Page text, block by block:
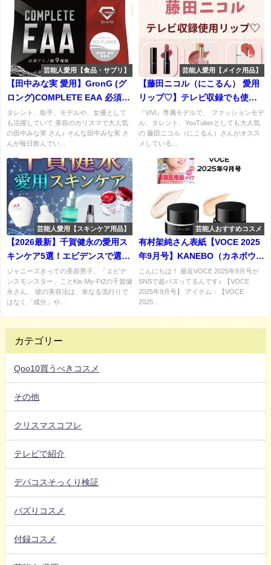
芸能人愛用【食品・サプリ】
【田中みな実 愛用】GronG (グ
ロング)COMPLETE EAA 必須ア
ミノ酸 ノンフレーバーの特徴・
口コミ・購入先とは？
タレント、歌手、モデルや、女優として
も活躍していて 美容のカリスマで大人気
の田中みな実 さん♪ そんな田中みな実 さ
んが毎日飲んでい...
芸能人愛用【メイク用品】
【藤田ニコル（にこるん） 愛用
リップ♡】テレビ収録でも使
用！一気に可愛くなる盛れリッ
プまとめ♪
『ViVi』専属モデルで、 ファッションモデ
ル、タレント、YouTuberとしても大人気
の 藤田ニコル（にこるん）さんがオスス
メしている...
芸能人愛用【スキンケア用品】
【2026最新】千賀健永の愛用ス
キンケア5選！エビデンスで選ぶ
最強コスメガチ推し成分を解説&
購入先まとめ♪
ジャニーズきっての美容男子、「エビデ
ンスモンスター」ことKis-My-Ft2の千賀健
永さん。 彼の美容法は、単なる流行りで
はなく「成分」や...
芸能人おすすめコスメ
有村架純さん表紙【VOCE 2025
年9月号】KANEBO（カネボウ）
の『ライブリースキン ウェア
Ⅱ』と『クリーム イン デイⅡ』
で素肌を超えるツヤ美肌へ♡ 進
こんにちは！ 最近VOCE 2025年9月号が
SNSで超バズってるんです♪ 【VOCE
2025年9月号】 アイテム：【VOCE
2025...
カテゴリー
Qoo10買うべきコスメ
その他
クリスマスコフレ
テレビで紹介
デパコスそっくり検証
バズりコスメ
付録コスメ